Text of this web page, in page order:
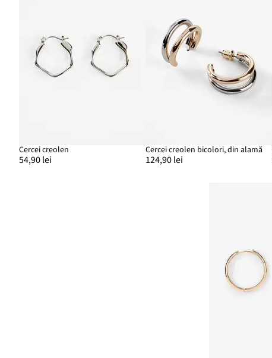
Cercei creolen
54,90 lei
Cercei creolen bicolori, din alamă
124,90 lei